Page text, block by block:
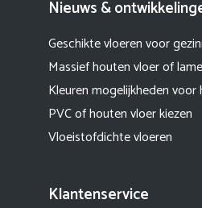
Nieuws &
Geschikte vloeren voor
Massief houten vloer of
Kleuren mogelijkheden
PVC of houten vloer kiezen
Vloeistofdichte vloeren
Klantenservice